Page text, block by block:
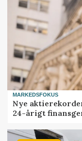
MARKEDSFOKUS
Nye
24-årigt